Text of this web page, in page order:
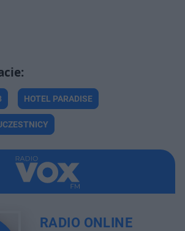
HOTEL PARADISE
RADIO ONLINE